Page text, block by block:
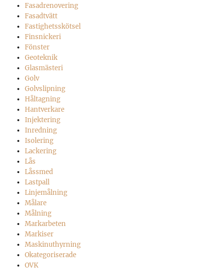
Fasadrenovering
Fasadtvätt
Fastighetsskötsel
Finsnickeri
Fönster
Geoteknik
Glasmästeri
Golv
Golvslipning
Håltagning
Hantverkare
Injektering
Inredning
Isolering
Lackering
Lås
Låssmed
Lastpall
Linjemålning
Målare
Målning
Markarbeten
Markiser
Maskinuthyrning
Okategoriserade
OVK